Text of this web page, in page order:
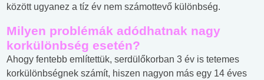
között ugyanez a tíz év nem számottevő különbség.
Milyen problémák adódhatnak nagy
korkülönbség esetén?
Ahogy fentebb említettük, serdülőkorban 3 év is tetemes
korkülönbségnek számít, hiszen nagyon más egy 14 éves